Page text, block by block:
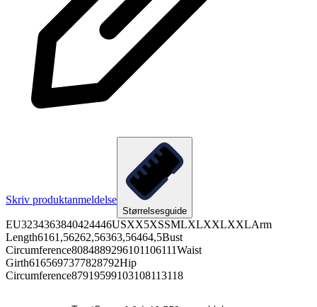
Skriv produktanmeldelse
Størrelsesguide
EU3234363840424446USXX5XSSMLXLXXLXXLArm
Length6161,56262,56363,56464,5Bust
Circumference8084889296101106111Waist
Girth6165697377828792Hip
Circumference87919599103108113118